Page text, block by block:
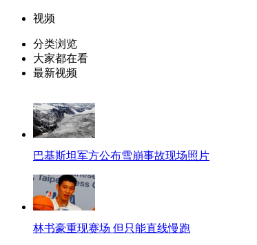
视频
分类浏览
大家都在看
最新视频
巴基斯坦军方公布雪崩事故现场照片
林书豪重现赛场 但只能直线慢跑